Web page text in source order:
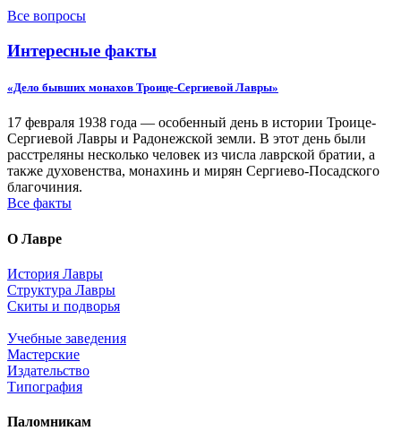
Все вопросы
Интересные факты
«Дело бывших монахов Троице-Сергиевой Лавры»
17 февраля 1938 года — особенный день в истории Троице-
Сергиевой Лавры и Радонежской земли. В этот день были
расстреляны несколько человек из числа лаврской братии, а
также духовенства, монахинь и мирян Сергиево-Посадского
благочиния.
Все факты
О Лавре
История Лавры
Структура Лавры
Скиты и подворья
Учебные заведения
Мастерские
Издательство
Типография
Паломникам